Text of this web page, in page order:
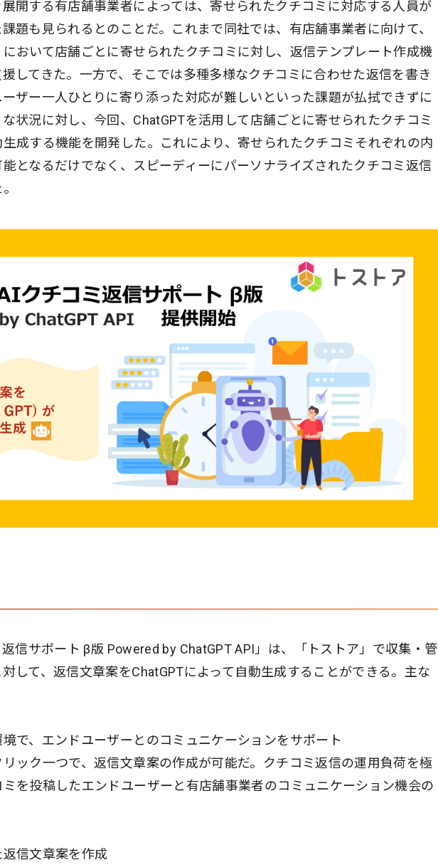
開する有店舗事業者によっては、寄せられたクチコミに対応する人員が
題も見られるとのことだ。これまで同社では、有店舗事業者に向けて、
おいて店舗ごとに寄せられたクチコミに対し、返信テンプレート作成機
してきた。一方で、そこでは多種多様なクチコミに合わせた返信を書き
ザー一人ひとりに寄り添った対応が難しいといった課題が払拭できずに
状況に対し、今回、ChatGPTを活用して店舗ごとに寄せられたクチコミ
成する機能を開発した。これにより、寄せられたクチコミそれぞれの内
となるだけでなく、スピーディーにパーソナライズされたクチコミ返信
返信サポート β版 Powered by ChatGPT API」は、「トストア」で収集・管
して、返信文章案をChatGPTによって自動生成することができる。主な
境で、エンドユーザーとのコミュニケーションをサポート
ック一つで、返信文章案の作成が可能だ。クチコミ返信の運用負荷を極
を投稿したエンドユーザーと有店舗事業者のコミュニケーション機会の
返信文章案を作成